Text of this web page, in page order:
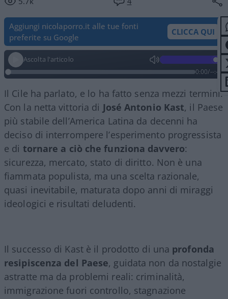
Aggiungi nicolaporro.it alle tue fonti
preferite su Google
CLICCA QUI
Ascolta l'articolo
0:00/--:--
Il Cile ha parlato, e lo ha fatto senza mezzi termini.
Con la netta vittoria di José Antonio Kast, il Paese
più stabile dell’America Latina da decenni ha
deciso di interrompere l’esperimento progressista
e di tornare a ciò che funziona davvero:
sicurezza, mercato, stato di diritto. Non è una
fiammata populista, ma una scelta razionale,
quasi inevitabile, maturata dopo anni di miraggi
ideologici e risultati deludenti.
Il successo di Kast è il prodotto di una profonda
resipiscenza del Paese, guidata non da nostalgie
astratte ma da problemi reali: criminalità,
immigrazione fuori controllo, stagnazione